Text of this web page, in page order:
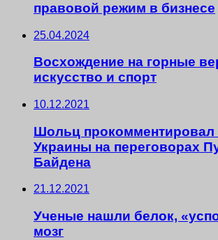
правовой режим в бизнесе
25.04.2024
Восхождение на горные
искусство и спорт
10.12.2021
Шольц прокомментировал
Украины на переговорах
Байдена
21.12.2021
Ученые нашли белок,
мозг